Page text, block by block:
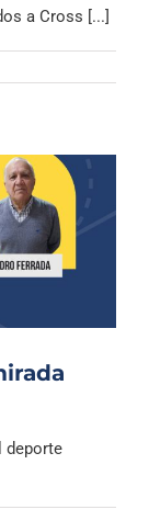
a Cross [...]
deporte